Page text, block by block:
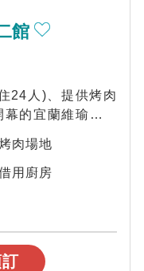
館
24人)、提供烤肉
的宜蘭維瑜的家
屬...
肉場地
用廚房